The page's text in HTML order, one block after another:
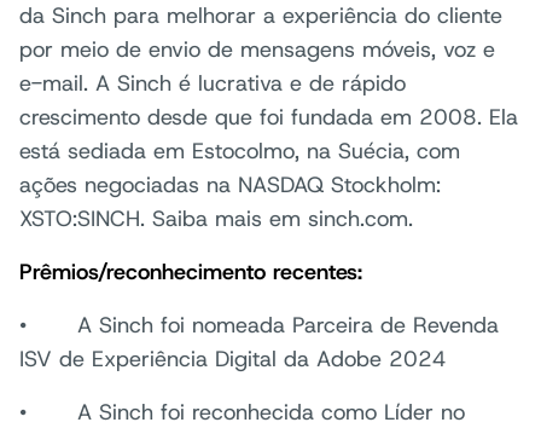
da Sinch para melhorar a experiência do cliente
por meio de envio de mensagens móveis, voz e
e-mail. A Sinch é lucrativa e de rápido
crescimento desde que foi fundada em 2008. Ela
está sediada em Estocolmo, na Suécia, com
ações negociadas na NASDAQ Stockholm:
XSTO:SINCH. Saiba mais em sinch.com.
Prêmios/reconhecimento recentes:
• A Sinch foi nomeada Parceira de Revenda
ISV de Experiência Digital da Adobe 2024
• A Sinch foi reconhecida como Líder no